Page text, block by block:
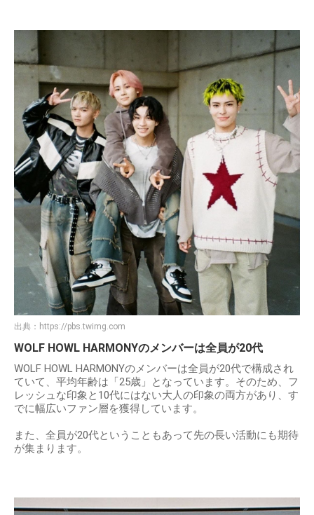
出典： https://pbs.twimg.com
WOLF HOWL HARMONYのメンバーは全員が20代
WOLF HOWL HARMONYのメンバーは全員が20代で構成され
ていて、平均年齢は「25歳」となっています。そのため、フ
レッシュな印象と10代にはない大人の印象の両方があり、す
でに幅広いファン層を獲得しています。
また、全員が20代ということもあって先の長い活動にも期待
が集まります。